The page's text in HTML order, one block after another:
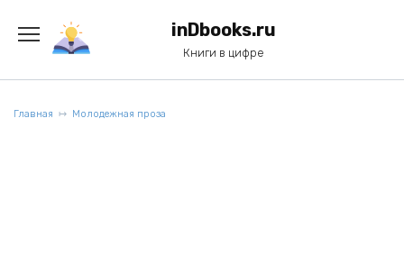
содержанию
inDbooks.ru
Книги в цифре
Главная Молодежная проза